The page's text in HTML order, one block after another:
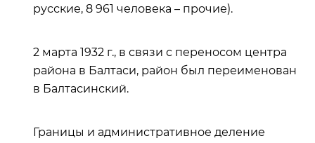
русские, 8 961 человека – прочие).
2 марта 1932 г., в связи с переносом центра
района в Балтаси, район был переименован
в Балтасинский.
Границы и административное деление